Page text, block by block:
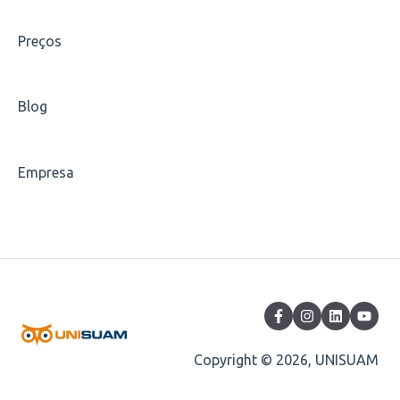
Preços
Blog
Empresa
Copyright © 2026, UNISUAM